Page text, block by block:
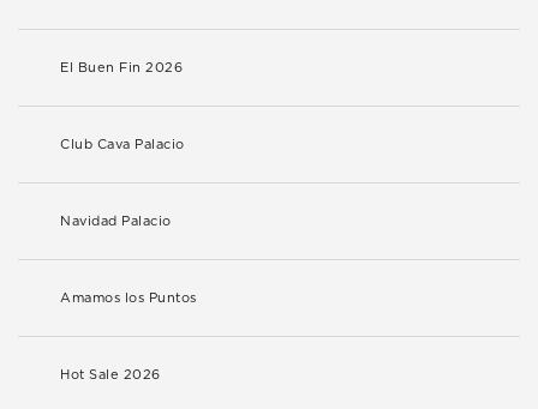
El Buen Fin 2026
Club Cava Palacio
Navidad Palacio
Amamos los Puntos
Hot Sale 2026